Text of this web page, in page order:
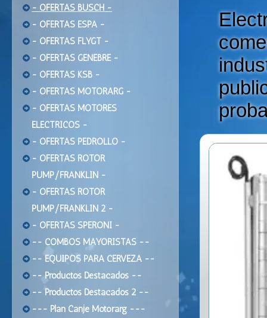
- OFERTAS BUSCH -
- OFERTAS ESPA -
- OFERTAS FLYGT -
- OFERTAS GENEBRE -
- OFERTAS KSB -
- OFERTAS MOTORARG -
- OFERTAS MOTORES
ELECTRICOS -
- OFERTAS PEDROLLO -
- OFERTAS ROTOR
PUMP/FRANKLIN -
- OFERTAS ROTOR
PUMP/FRANKLIN 2 -
- OFERTAS SPERONI -
-- COMBOS MAYORISTAS --
-- EQUIPOS PARA CERVEZA --
-- Productos Destacados --
-- Productos Destacados 2 --
--- Plan Canje Motorarg ---